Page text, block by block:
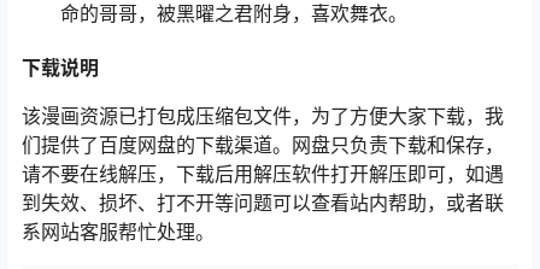
命的哥哥，被黑曜之君附身，喜欢舞衣。
下载说明
该漫画资源已打包成压缩包文件，为了方便大家下载，我
们提供了百度网盘的下载渠道。网盘只负责下载和保存，
请不要在线解压，下载后用解压软件打开解压即可，如遇
到失效、损坏、打不开等问题可以查看站内帮助，或者联
系网站客服帮忙处理。